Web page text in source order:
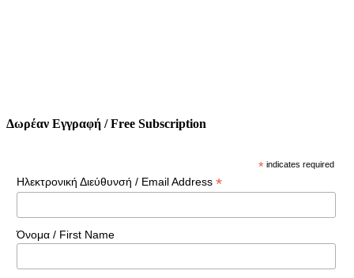
Δωρέαν Εγγραφή / Free Subscription
* indicates required
Ηλεκτρονική Διεύθυνσή / Email Address *
Όνομα / First Name